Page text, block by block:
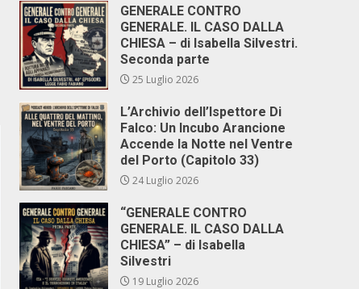
GENERALE CONTRO
GENERALE. IL CASO DALLA
CHIESA – di Isabella Silvestri.
Seconda parte
25 Luglio 2026
L’Archivio dell’Ispettore Di
Falco: Un Incubo Arancione
Accende la Notte nel Ventre
del Porto (Capitolo 33)
24 Luglio 2026
“GENERALE CONTRO
GENERALE. IL CASO DALLA
CHIESA” – di Isabella
Silvestri
19 Luglio 2026